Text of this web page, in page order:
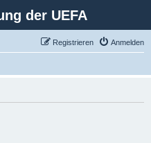
der UEFA
Anmelden
Registrieren